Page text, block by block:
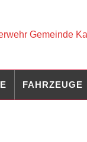
FAHRZEUGE